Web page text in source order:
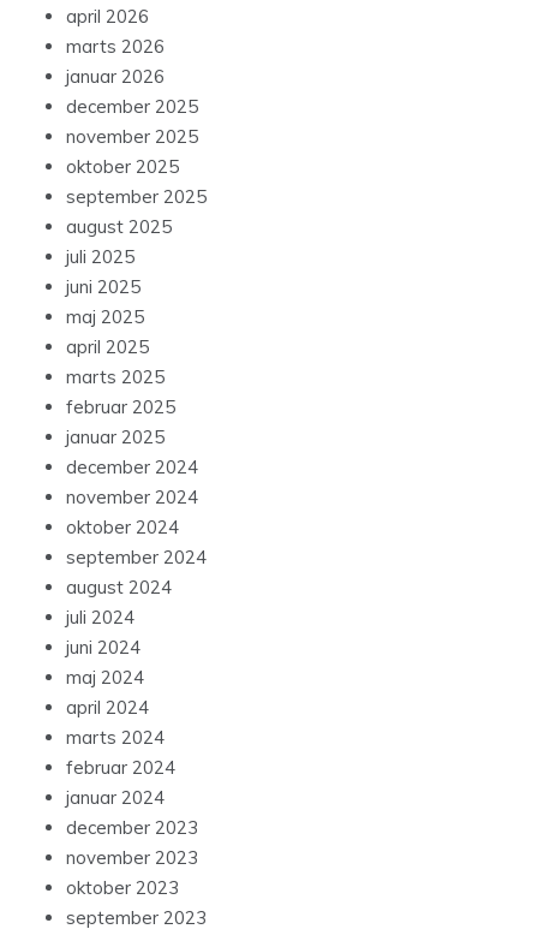
april 2026
marts 2026
januar 2026
december 2025
november 2025
oktober 2025
september 2025
august 2025
juli 2025
juni 2025
maj 2025
april 2025
marts 2025
februar 2025
januar 2025
december 2024
november 2024
oktober 2024
september 2024
august 2024
juli 2024
juni 2024
maj 2024
april 2024
marts 2024
februar 2024
januar 2024
december 2023
november 2023
oktober 2023
september 2023